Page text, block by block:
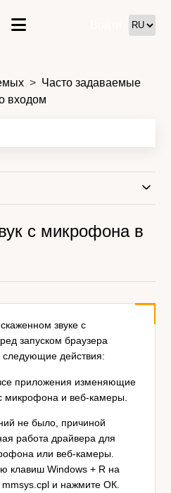
Часто задаваемые
входом
с микрофона в
звуке с
запуском браузера
действия:
приложения изменяющие
микрофона и веб-камеры.
не было, причиной
работа драйвера для
или веб-камеры.
клавиш Windows + R на
mmsys.cpl и нажмите ОК.